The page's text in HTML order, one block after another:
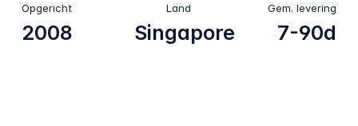
Opgericht
2008
Land
Singapore
Gem. levering
7-90d